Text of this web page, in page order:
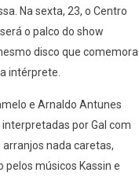
Na sexta, 23, o Centro
o palco do show
disco que comemora
intérprete.
e Arnaldo Antunes
por Gal com
nada caretas,
músicos Kassin e